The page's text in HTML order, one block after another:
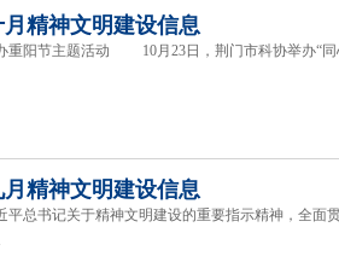
精神文明建设信息
节主题活动 10月23日，荆门市科协举办“同心
精神文明建设信息
书记关于精神文明建设的重要指示精神，全面